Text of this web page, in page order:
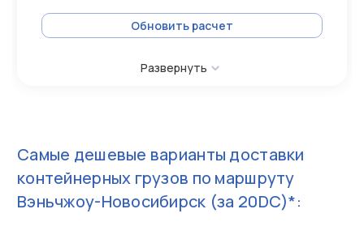
Обновить расчет
Развернуть
Самые дешевые варианты доставки
контейнерных грузов по маршруту
Вэньчжоу-Новосибирск (за 20DC)*: